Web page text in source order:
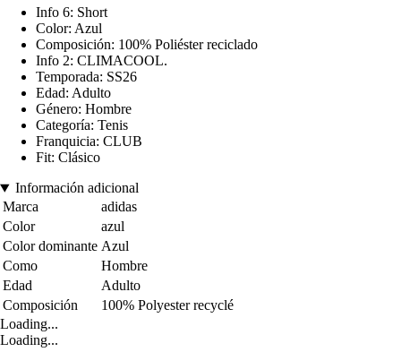
Info 6: Short
Color: Azul
Composición: 100% Poliéster reciclado
Info 2: CLIMACOOL.
Temporada: SS26
Edad: Adulto
Género: Hombre
Categoría: Tenis
Franquicia: CLUB
Fit: Clásico
Información adicional
Marca
adidas
Color
azul
Color dominante Azul
Como
Hombre
Edad
Adulto
Composición
100% Polyester recyclé
Loading...
Loading...